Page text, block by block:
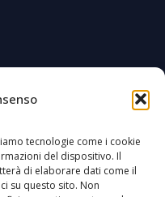
tecnologie come i cookie
del dispositivo. Il
di elaborare dati come il
su questo sito. Non